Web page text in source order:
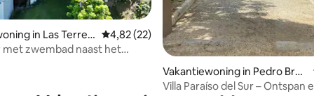
van 5 op 5, 3 recensies
in Las Terren Gemiddelde beoordeling van 4,82 op 5, 22
4,82 (22)
met zwembad naast het
Vakantiewoning in Pedro Bran
d
Villa Paraíso del Sur – Ontspan